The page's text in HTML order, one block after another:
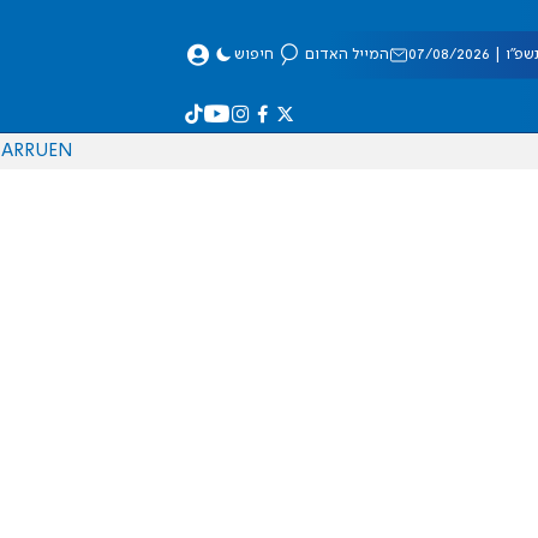
08/2026 המייל האדום חיפוש
EN
RU
AR